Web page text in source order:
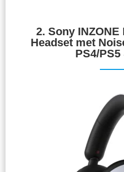
2. Sony INZONE
Headset met
PS4/PS5